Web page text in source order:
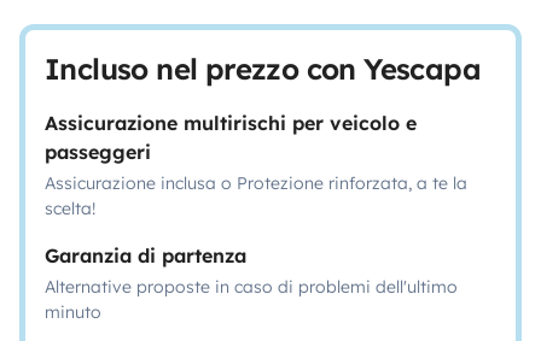
Incluso nel prezzo con Yescapa
Assicurazione multirischi per veicolo e
passeggeri
Assicurazione inclusa o Protezione rinforzata, a te la
scelta!
Garanzia di partenza
Alternative proposte in caso di problemi dell'ultimo
minuto